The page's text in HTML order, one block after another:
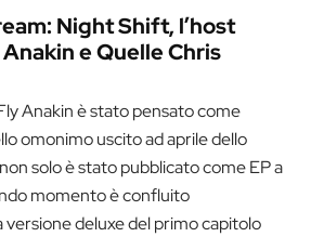
Night Shift, l’host
e Quelle Chris
Anakin è stato pensato come
omonimo uscito ad aprile dello
solo è stato pubblicato come EP a
momento è confluito
deluxe del primo capitolo